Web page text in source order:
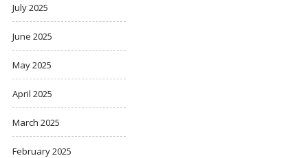
July 2025
June 2025
May 2025
April 2025
March 2025
February 2025